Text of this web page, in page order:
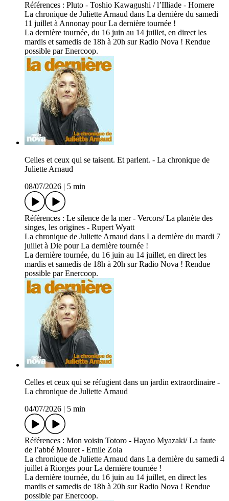
Références : Pluto - Toshio Kawagushi / l’Illiade - Homere
La chronique de Juliette Arnaud dans La dernière du samedi
11 juillet à Annonay pour La dernière tournée !
La dernière tournée, du 16 juin au 14 juillet, en direct les
mardis et samedis de 18h à 20h sur Radio Nova ! Rendue
possible par Enercoop.
Celles et ceux qui se taisent. Et parlent. - La chronique de
Juliette Arnaud
08/07/2026
5 min
Références : Le silence de la mer - Vercors/ La planète des
singes, les origines - Rupert Wyatt
La chronique de Juliette Arnaud dans La dernière du mardi 7
juillet à Die pour La dernière tournée !
La dernière tournée, du 16 juin au 14 juillet, en direct les
mardis et samedis de 18h à 20h sur Radio Nova ! Rendue
possible par Enercoop.
Celles et ceux qui se réfugient dans un jardin extraordinaire -
La chronique de Juliette Arnaud
04/07/2026
5 min
Références : Mon voisin Totoro - Hayao Myazaki/ La faute
de l’abbé Mouret - Emile Zola
La chronique de Juliette Arnaud dans La dernière du samedi 4
juillet à Riorges pour La dernière tournée !
La dernière tournée, du 16 juin au 14 juillet, en direct les
mardis et samedis de 18h à 20h sur Radio Nova ! Rendue
possible par Enercoop.